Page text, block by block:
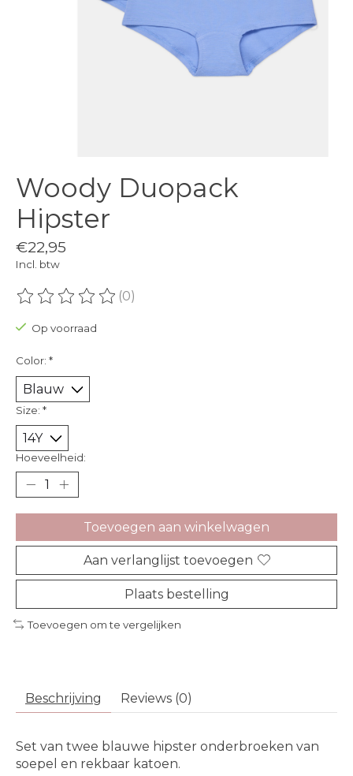
Woody Duopack
Hipster
€22,95
Incl. btw
De beoordeling van dit product is
(0)
Op voorraad
Color: *
Size: *
Hoeveelheid:
Toevoegen aan winkelwagen
Aan verlanglijst toevoegen
Plaats bestelling
Toevoegen om te vergelijken
Beschrijving Reviews (0)
Set van twee blauwe hipster onderbroeken van
soepel en rekbaar katoen.